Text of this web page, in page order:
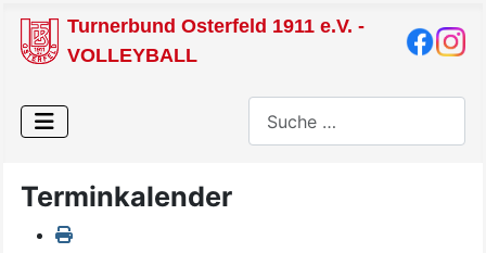
Turnerbund Osterfeld 1911 e.V. -
VOLLEYBALL
Terminkalender